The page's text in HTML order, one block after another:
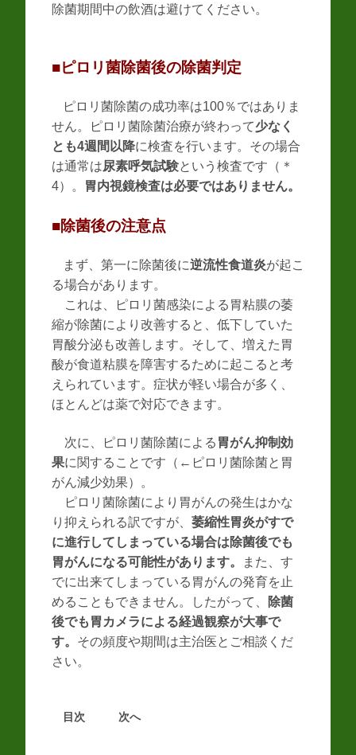
除菌期間中の飲酒は避けてください。
■ピロリ菌除菌後の除菌判定
ピロリ菌除菌の成功率は100％ではありま
せん。ピロリ菌除菌治療が終わって少なく
とも4週間以降に検査を行います。その場合
は通常は尿素呼気試験という検査です（＊
4）。
胃内視鏡検査は必要ではありません。
■除菌後の注意点
まず、第一に除菌後に逆流性食道炎が起こ
る場合があります。
これは、ピロリ菌感染による胃粘膜の萎
縮が除菌により改善すると、低下していた
胃酸分泌も改善します。そして、増えた胃
酸が食道粘膜を障害するために起こると考
えられています。症状が軽い場合が多く、
ほとんどは薬で対応できます。
次に、ピロリ菌除菌による 胃がん抑制効
果に関することです（←ピロリ菌除菌と胃
がん減少効果）。
ピロリ菌除菌により胃がんの発生はかな
り抑えられる訳ですが、 萎縮性胃炎がすで
に進行してしまっている場合は除菌後でも
胃がんになる可能性があります。
また、す
でに出来てしまっている胃がんの発育を止
めることもできません。したがって、
除菌
後でも胃カメラによる経過観察が大事で
す。 その頻度や期間は主治医とご相談くだ
さい。
目次 次へ